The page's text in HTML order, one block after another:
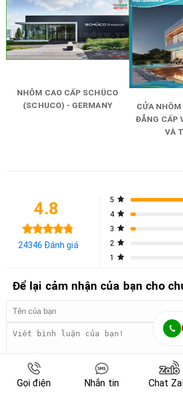
NHÔM CAO CẤP SCHÜCO
(SCHUCO) - GERMANY
CỬA
ĐẲNG CẤP
VÀ
4.8
24346 Đánh giá
5
4
3
2
1
Để lại cảm nhận của bạn cho
Gọi điện Nhắn tin Chat